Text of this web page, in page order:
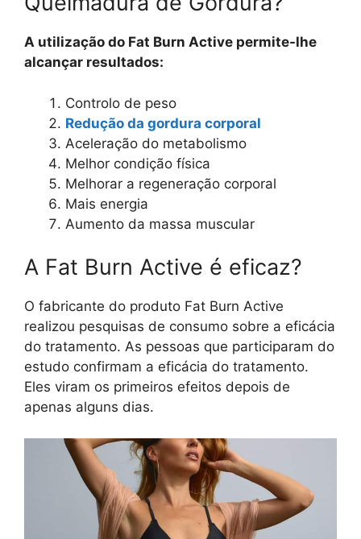
A utilização do Fat Burn Active permite-lhe
alcançar resultados:
Controlo de peso
Redução da gordura corporal
Aceleração do metabolismo
Melhor condição física
Melhorar a regeneração corporal
Mais energia
Aumento da massa muscular
A Fat Burn Active é eficaz?
O fabricante do produto Fat Burn Active
realizou pesquisas de consumo sobre a eficácia
do tratamento. As pessoas que participaram do
estudo confirmam a eficácia do tratamento.
Eles viram os primeiros efeitos depois de
apenas alguns dias.